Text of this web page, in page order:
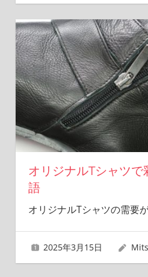
オリジナルTシャツ
語
オリジナルTシャツの需要
2025年3月15日